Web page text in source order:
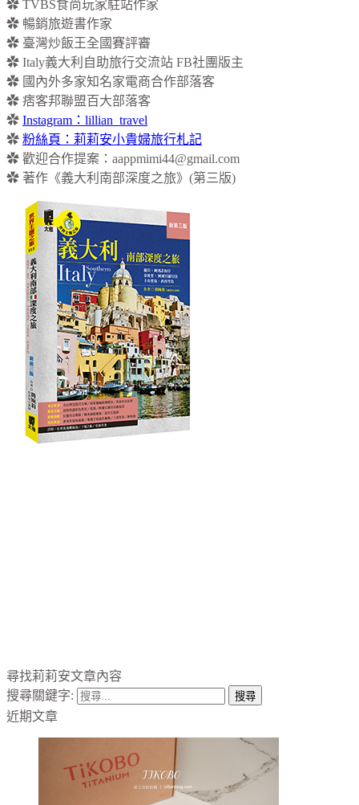
✿ TVBS食尚玩家駐站作家
✿ 暢銷旅遊書作家
✿ 臺灣炒飯王全國賽評審
✿ Italy義大利自助旅行交流站 FB社團版主
✿ 國內外多家知名家電商合作部落客
✿ 痞客邦聯盟百大部落客
✿ Instagram：lillian_travel
✿ 粉絲頁：莉莉安小貴婦旅行札記
✿ 歡迎合作提案： aappmimi44@gmail.com
✿ 著作《義大利南部深度之旅》(第三版)
尋找莉莉安文章內容
搜尋關鍵字:
近期文章